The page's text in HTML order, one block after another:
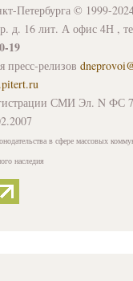
Петербурга © 1999-
д. 16 лит. А офис 4Н ,
19
релизов
СМИ Эл. N ФС
в сфере массовых
наследия